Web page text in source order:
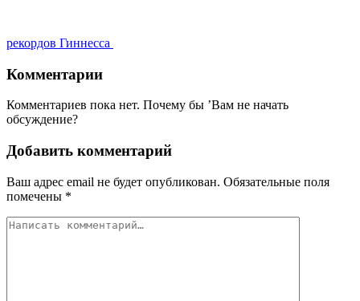
рекордов Гиннесса
Комментарии
Комментариев пока нет. Почему бы ’Вам не начать
обсуждение?
Добавить комментарий
Ваш адрес email не будет опубликован. Обязательные поля
помечены *